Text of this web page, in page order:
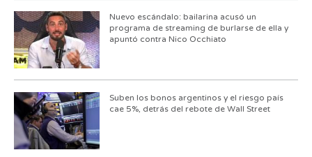
Nuevo escándalo: bailarina acusó un
programa de streaming de burlarse de ella y
apuntó contra Nico Occhiato
Suben los bonos argentinos y el riesgo país
cae 5%, detrás del rebote de Wall Street